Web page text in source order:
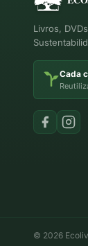
Livros,
Cada
© 2026